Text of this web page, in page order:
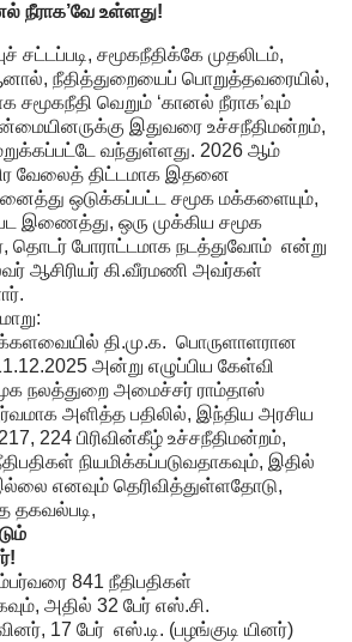
நீராக’வே உள்ளது!
சட்டப்படி, சமூகநீதிக்கே முதலிடம்,
நீதித்துறையைப் பொறுத்தவரையில்,
வெறும் ‘கானல் நீராக’வும்
இதுவரை உச்சநீதிமன்றம்,
வந்துள்ளது. 2026 ஆம்
வேலைத் திட்டமாக இதனை
ஒடுக்கப்பட்ட சமூக மக்களையும்,
இணைத்து, ஒரு முக்கிய சமூக
போராட்டமாக நடத்துவோம் என்று
ஆசிரியர் கி.வீரமணி அவர்கள்
தி.மு.க. பொருளாளரான
அன்று எழுப்பிய கேள்வி
நலத்துறை அமைச்சர் ராம்தாஸ்
அளித்த பதிலில், இந்திய அரசிய
224 பிரிவின்கீழ் உச்சநீதிமன்றம்,
நியமிக்கப்படுவதாகவும், இதில்
எனவும் தெரிவித்துள்ளதோடு,
தகவல்படி,
841 நீதிபதிகள்
அதில் 32 பேர் எஸ்.சி.
17 பேர் எஸ்.டி. (பழங்குடி யினர்)